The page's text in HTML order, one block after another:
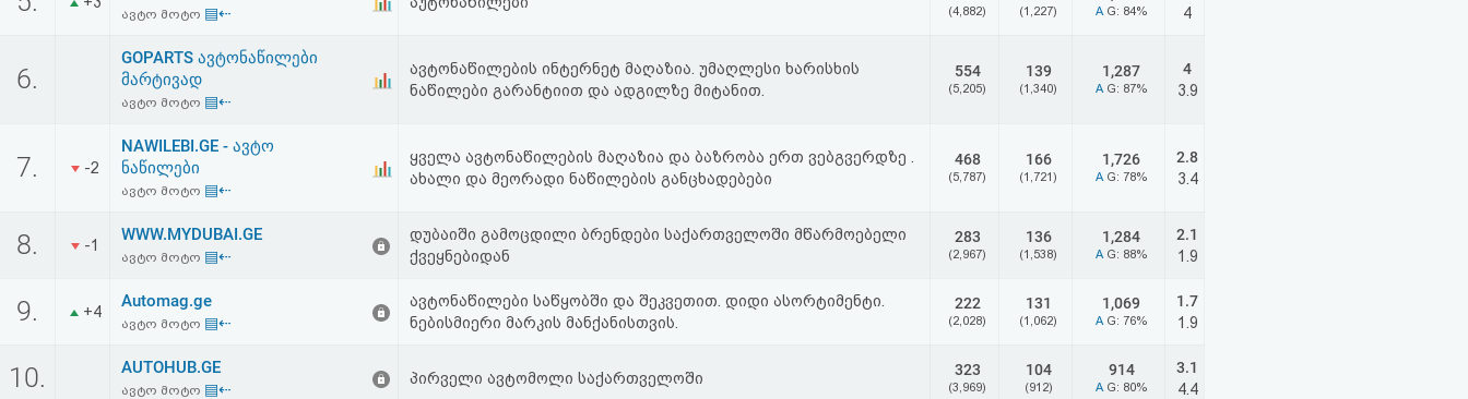
აღდგენა
სალიცენზიო
და
პასუხისმგებლობის
ავტო მოტო ▤⇠ (4,882) (1,227) A G: 84% 4
6.
GOPARTS ავტონაწილები
მარტივად
ავტო მოტო ▤⇠
ავტონაწილების ინტერნეტ მაღაზია. უმაღლესი ხარისხის
ნაწილები გარანტიით და ადგილზე მიტანით.
554
(5,205)
139
(1,340)
1,287
A G: 87%
4
3.9
7. -2
NAWILEBI.GE - ავტო
ნაწილები
ავტო მოტო ▤⇠
ყველა ავტონაწილების მაღაზია და ბაზრობა ერთ ვებგვერდზე .
ახალი და მეორადი ნაწილების განცხადებები
468
(5,787)
166
(1,721)
1,726
A G: 78%
2.8
3.4
8. -1
WWW.MYDUBAI.GE
ავტო მოტო ▤⇠
დუბაიში გამოცდილი ბრენდები საქართველოში მწარმოებელი
ქვეყნებიდან
283
(2,967)
136
(1,538)
1,284
A G: 88%
2.1
1.9
9. +4
Automag.ge
ავტო მოტო ▤⇠
ავტონაწილები საწყობში და შეკვეთით. დიდი ასორტიმენტი.
ნებისმიერი მარკის მანქანისთვის.
222
(2,028)
131
(1,062)
1,069
A G: 76%
1.7
1.9
10. AUTOHUB.GE
ავტო მოტო ▤⇠
პირველი ავტომოლი საქართველოში 323
(3,969)
104
(912)
914
A G: 80%
3.1
4.4